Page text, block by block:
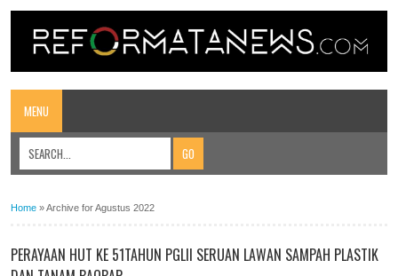
MENU
Home »Archive for Agustus 2022
PERAYAAN HUT KE 51TAHUN PGLII SERUAN LAWAN SAMPAH PLASTIK